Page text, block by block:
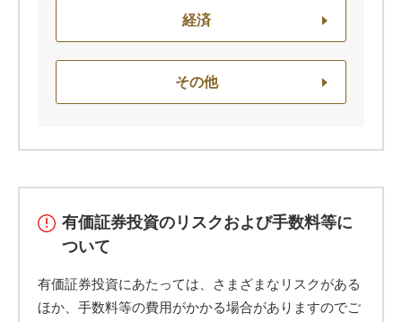
経済
その他
有価証券投資のリスクおよび手数料等に
ついて
有価証券投資にあたっては、さまざまなリスクがある
ほか、手数料等の費用がかかる場合がありますのでご